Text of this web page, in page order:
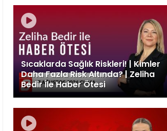
Sıcaklarda Sağlık Riskleri! | Kimler
Daha Fazla Risk Altında? | Zeliha
Bedir İle Haber Ötesi